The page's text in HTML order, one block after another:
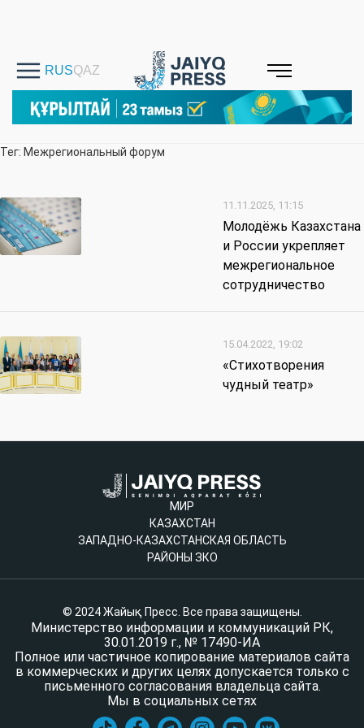
Тег: Межрегиональный форум
11.11.2025, 11:15
Молодёжь Казахстана
и России укрепляет
межрегиональное
сотрудничество
15.04.2022, 19:02
«Стихотворения
чудный театр»
МИР
КАЗАХСТАН
ЗАПАДНО-КАЗАХСТАНСКАЯ ОБЛАСТЬ
РАЙОНЫ ЗКО
© 2024 Жайық Пресс. Все права защищены.
Министерство информации и коммуникаций РК,
30.01.2019 г., № 17490-ИА
Полное или частичное копирование материалов сайта
в коммерческих и других целях допускается только с
письменного согласования владельца сайта.
Мы в социальных сетях